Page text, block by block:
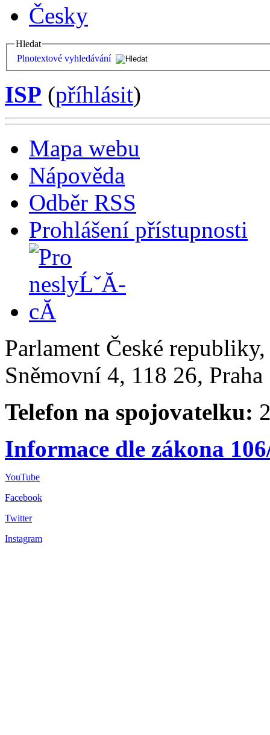
Česky
Hledat
Plnotextové vyhledávání
ISP (příhlásit)
Mapa webu
Nápověda
Odběr RSS
Prohlášení přístupnosti
Parlament České
Sněmovní 4, 118 26,
Telefon na spojovatelku:
Informace dle zákona
YouTube
Facebook
Twitter
Instagram